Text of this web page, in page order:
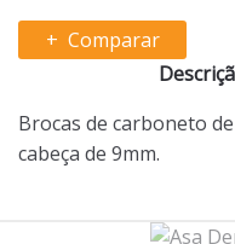
Z
Comparar
Brocas de carboneto
cabeça de 9mm.